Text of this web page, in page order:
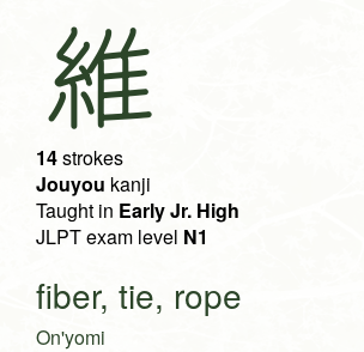
維
14strokes
Jouyou kanji
Taught in Early Jr. High
JLPT exam level N1
fiber, tie, rope
On'yomi